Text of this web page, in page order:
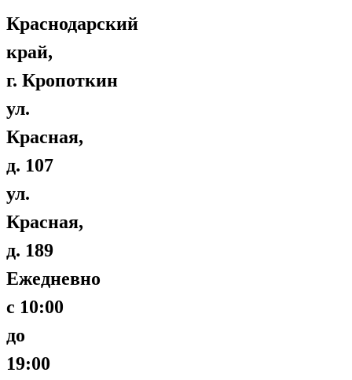
Краснодарский
край,
г. Кропоткин
ул.
Красная,
д. 107
ул.
Красная,
д. 189
Ежедневно
с 10:00
до
19:00